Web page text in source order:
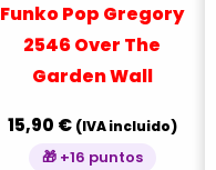
Funko Pop Gregory
2546 Over The
Garden Wall
15,90 € (IVA incluido)
🎁 +16 puntos